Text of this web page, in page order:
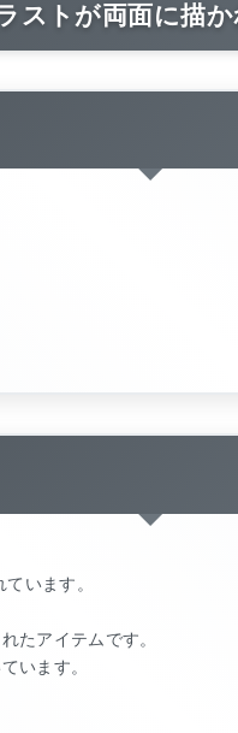
ストが両面に描
います。
たアイテムです。
います。